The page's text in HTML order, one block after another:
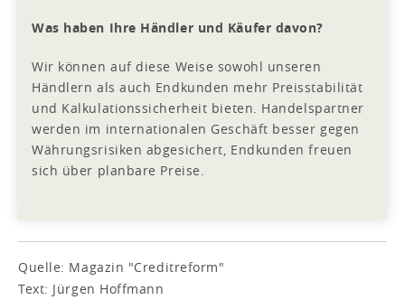
Was haben Ihre Händler und Käufer davon?
Wir können auf diese Weise sowohl unseren
Händlern als auch Endkunden mehr Preisstabilität
und Kalkulationssicherheit bieten. Handelspartner
werden im internationalen Geschäft besser gegen
Währungsrisiken abgesichert, Endkunden freuen
sich über planbare Preise.
Quelle: Magazin "Creditreform"
Text: Jürgen Hoffmann